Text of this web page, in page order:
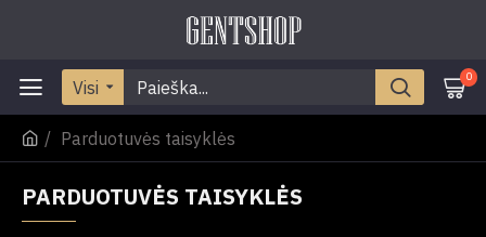
Visi 0
Parduotuvės taisyklės
PARDUOTUVĖS TAISYKLĖS